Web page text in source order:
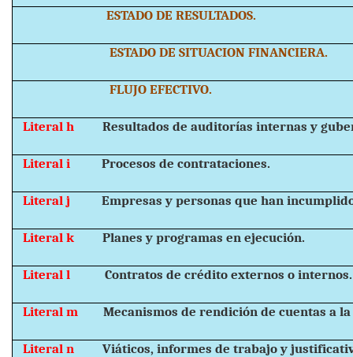
ESTADO DE RESULTADOS.
ESTADO DE SITUACION FINANCIERA.
FLUJO EFECTIVO.
Literal h Resultados de auditorías internas y
Literal i Procesos de contrataciones.
Literal j Empresas y personas que han
Literal k Planes y programas en ejecución.
Literal l Contratos de crédito externos o internos.
Literal m Mecanismos de rendición de cuentas a
Literal n Viáticos, informes de trabajo y